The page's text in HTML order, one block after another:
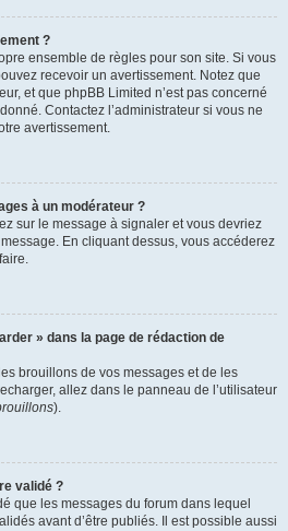
?
ensemble de règles pour son site. Si vous
recevoir un avertissement. Notez que
et que phpBB Limited n’est pas concerné
Contactez l’administrateur si vous ne
avertissement.
à un modérateur ?
sur le message à signaler et vous devriez
En cliquant dessus, vous accéderez
» dans la page de rédaction de
brouillons de vos messages et de les
allez dans le panneau de l’utilisateur
).
validé ?
que les messages du forum dans lequel
avant d’être publiés. Il est possible aussi